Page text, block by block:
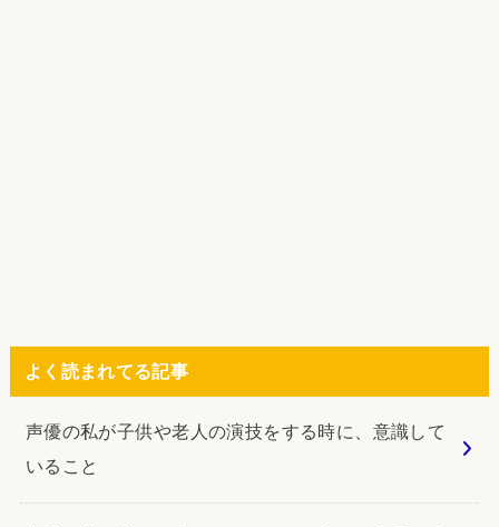
よく読まれてる記事
声優の私が子供や老人の演技をする時に、意識して
いること